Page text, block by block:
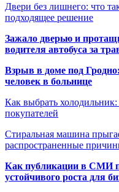
Двери без лишнего: что
подходящее решение
Зажало дверью и
водителя автобуса за
Взрыв в доме под
человек в больнице
Как выбрать
покупателей
Стиральная машина
распространенные
Как публикации в СМИ
устойчивого роста для